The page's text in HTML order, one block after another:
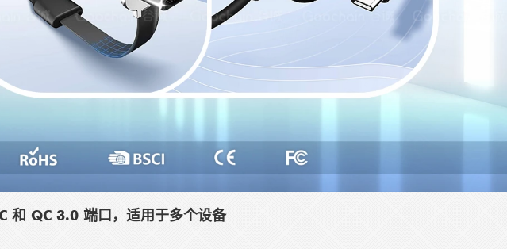
和 QC 3.0 端口，适用于多个设备